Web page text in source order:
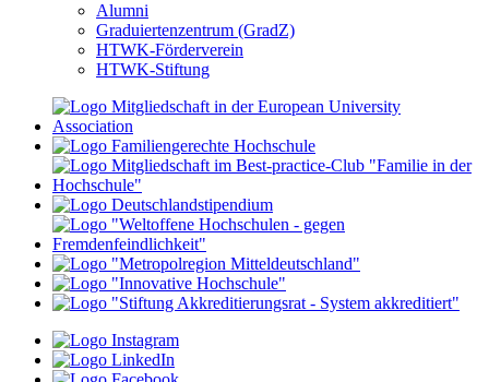
Alumni
Graduiertenzentrum (GradZ)
HTWK-Förderverein
HTWK-Stiftung